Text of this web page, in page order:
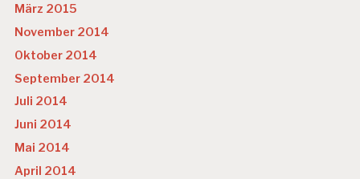
März 2015
November 2014
Oktober 2014
September 2014
Juli 2014
Juni 2014
Mai 2014
April 2014